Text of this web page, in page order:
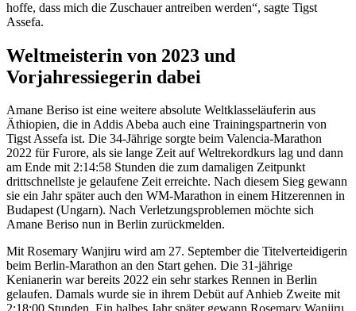
hoffe, dass mich die Zuschauer antreiben werden“, sagte Tigst
Assefa.
Weltmeisterin von 2023 und
Vorjahressiegerin dabei
Amane Beriso ist eine weitere absolute Weltklasseläuferin aus
Äthiopien, die in Addis Abeba auch eine Trainingspartnerin von
Tigst Assefa ist. Die 34-Jährige sorgte beim Valencia-Marathon
2022 für Furore, als sie lange Zeit auf Weltrekordkurs lag und dann
am Ende mit 2:14:58 Stunden die zum damaligen Zeitpunkt
drittschnellste je gelaufene Zeit erreichte. Nach diesem Sieg gewann
sie ein Jahr später auch den WM-Marathon in einem Hitzerennen in
Budapest (Ungarn). Nach Verletzungsproblemen möchte sich
Amane Beriso nun in Berlin zurückmelden.
Mit Rosemary Wanjiru wird am 27. September die Titelverteidigerin
beim Berlin-Marathon an den Start gehen. Die 31-jährige
Kenianerin war bereits 2022 ein sehr starkes Rennen in Berlin
gelaufen. Damals wurde sie in ihrem Debüt auf Anhieb Zweite mit